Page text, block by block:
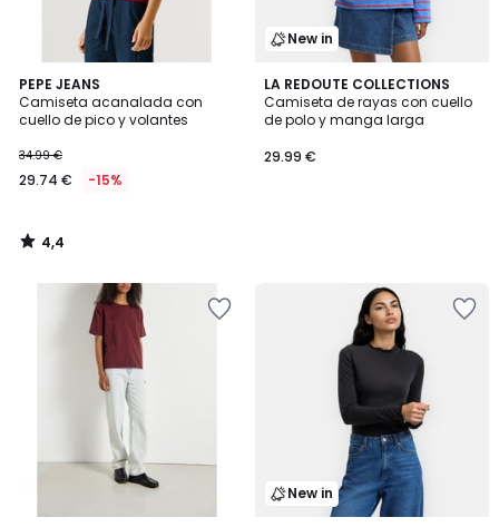
PEPE JEANS
Camiseta acanalada con
cuello de pico y volantes
34.99 €
29.74 € -15%
4,4
/ 5
4,4
/
New in
LA REDOUTE COLLECTIONS
Camiseta de rayas con cuello
de polo y manga larga
29.99 €
New in